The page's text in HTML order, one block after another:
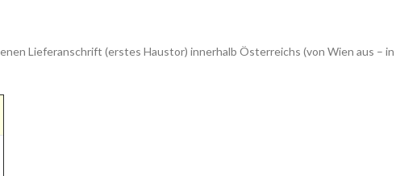
Lieferanschrift (erstes Haustor) innerhalb Österreichs (von Wien aus –